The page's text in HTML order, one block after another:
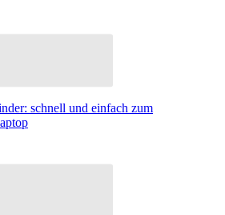
schnell und einfach zum